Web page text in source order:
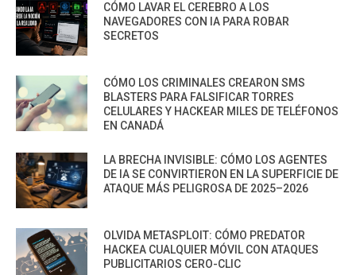
CÓMO LAVAR EL CEREBRO A LOS
NAVEGADORES CON IA PARA ROBAR
SECRETOS
CÓMO LOS CRIMINALES CREARON SMS
BLASTERS PARA FALSIFICAR TORRES
CELULARES Y HACKEAR MILES DE TELÉFONOS
EN CANADÁ
LA BRECHA INVISIBLE: CÓMO LOS AGENTES
DE IA SE CONVIRTIERON EN LA SUPERFICIE DE
ATAQUE MÁS PELIGROSA DE 2025–2026
OLVIDA METASPLOIT: CÓMO PREDATOR
HACKEA CUALQUIER MÓVIL CON ATAQUES
PUBLICITARIOS CERO-CLIC